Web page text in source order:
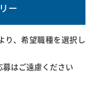
ー
り、希望職種を選択し
はご遠慮ください